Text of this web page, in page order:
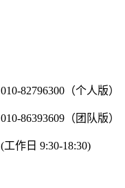
010-82796300（个人版）
010-86393609（团队版）
(工作日 9:30-18:30)